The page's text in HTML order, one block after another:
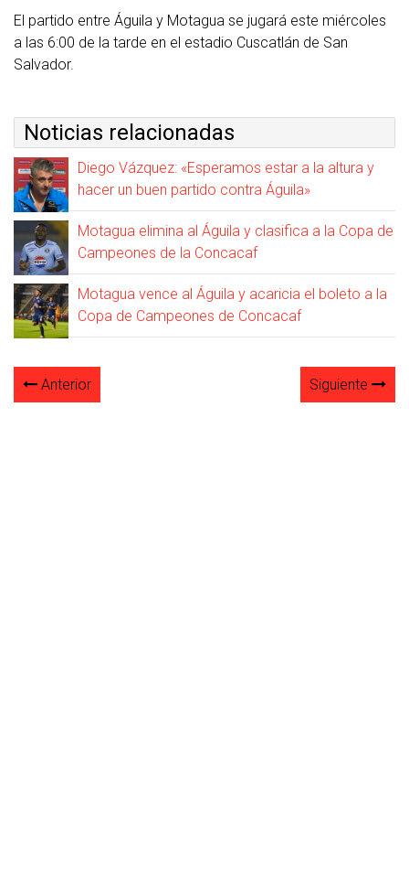
El partido entre Águila y Motagua se jugará este miércoles
a las 6:00 de la tarde en el estadio Cuscatlán de San
Salvador.
Noticias relacionadas
Diego Vázquez: «Esperamos estar a la altura y
hacer un buen partido contra Águila»
Motagua elimina al Águila y clasifica a la Copa de
Campeones de la Concacaf
Motagua vence al Águila y acaricia el boleto a la
Copa de Campeones de Concacaf
Anterior Siguiente